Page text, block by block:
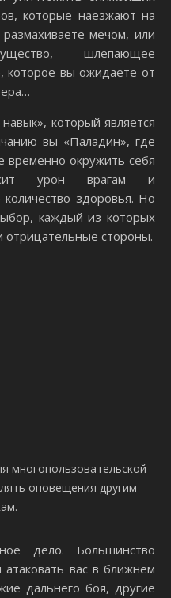
которые наезжают на
мечом, или
шлепающее
которое вы ожидаете от
который является
вы «Паладин», где
окружить себя
урон врагам и
здоровья. Но
каждый из которых
стороны.
многопользовательской
оповещения другим
дело. Большинство
вас в ближнем
дальнего боя, другие